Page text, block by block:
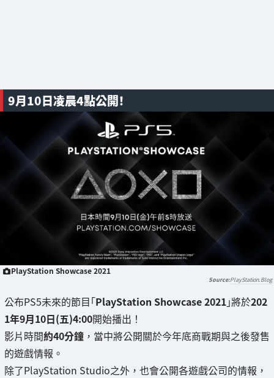
9月10日凌晨4點公開！
PlayStation Showcase 2021
PlayStation.Blog
公布PS5未來的節目｢PlayStation Showcase 2021｣將於202
1年9月10日(五)4:00開始播出！
影片時間約40分鐘 ，當中將公開關於今年底商戰期與之後發售
的遊戲情報。
除了PlayStation Studio之外，也會公開各遊戲公司的情報，